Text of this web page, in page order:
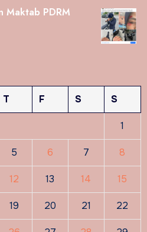
Maktab PDRM
T F S S
1
5 6 7 8
12 13 14 15
19 20 21 22